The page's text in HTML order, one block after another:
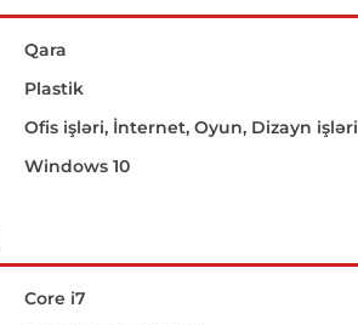
Qara
Plastik
Ofis işləri, İnternet, Oyun, Dizayn işləri
Windows 10
Core i7